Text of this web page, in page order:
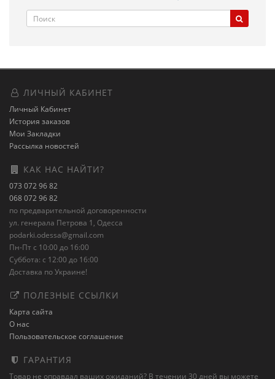
ЛИЧНЫЙ КАБИНЕТ
Личный Кабинет
История заказов
Мои Закладки
Рассылка новостей
КАК НАС НАЙТИ?
073 072 96 82
068 072 96 82
по предварительной договоренности
ул. генерала Петрова 1, Одесса
podarki.odessa@gmail.com
Пн-Пт с 10:00 до 16:00
Суббота: с 12:00 до 16:00
Доставка по Украине!
ПОЛЕЗНЫЕ ССЫЛКИ
Карта сайта
О нас
Пользовательское соглашение
ГАРАНТИЯ
Товар не оправдал ваших ожиданий? В течении 30 дней вы можете